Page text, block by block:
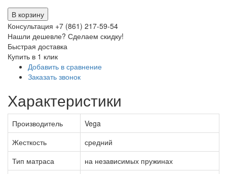
В корзину
Консультация +7 (861) 217-59-54
Нашли дешевле? Сделаем скидку!
Быстрая доставка
Купить в 1 клик
Добавить в сравнение
Заказать звонок
Характеристики
Производитель
Vega
Жесткость
средний
Тип матраса
на независимых пружинах